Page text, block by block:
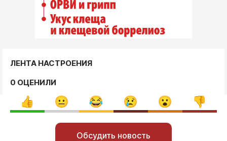
ЛЕНТА НАСТРОЕНИЯ
0 ОЦЕНИЛИ
Обсудить новость